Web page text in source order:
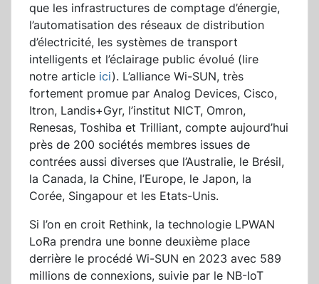
que les infrastructures de comptage d’énergie,
l’automatisation des réseaux de distribution
d’électricité, les systèmes de transport
intelligents et l’éclairage public évolué (lire
notre article ici). L’alliance Wi-SUN, très
fortement promue par Analog Devices, Cisco,
Itron, Landis+Gyr, l’institut NICT, Omron,
Renesas, Toshiba et Trilliant, compte aujourd’hui
près de 200 sociétés membres issues de
contrées aussi diverses que l’Australie, le Brésil,
la Canada, la Chine, l’Europe, le Japon, la
Corée, Singapour et les Etats-Unis.
Si l’on en croit Rethink, la technologie LPWAN
LoRa prendra une bonne deuxième place
derrière le procédé Wi-SUN en 2023 avec 589
millions de connexions, suivie par le NB-IoT